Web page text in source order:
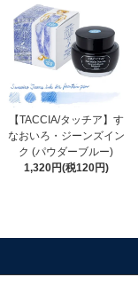
【TACCIA/タッチア】す
なおいろ・ジーンズイン
ク (パウダーブルー)
1,320円(税120円)